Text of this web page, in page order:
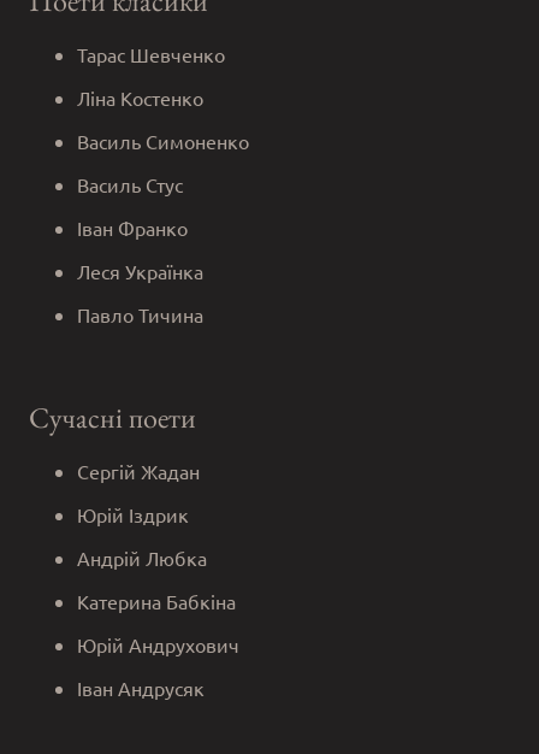
Тарас Шевченко
Ліна Костенко
Василь Симоненко
Василь Стус
Іван Франко
Леся Українка
Павло Тичина
Сучасні поети
Сергій Жадан
Юрій Іздрик
Андрій Любка
Катерина Бабкіна
Юрій Андрухович
Іван Андрусяк